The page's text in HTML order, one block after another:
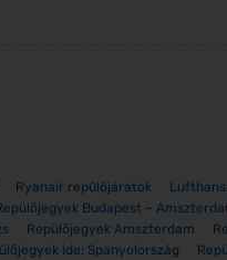
Ryanair repülőjáratok
Budapest –
Repülőjegyek Amszterdam
ide: Spanyolország